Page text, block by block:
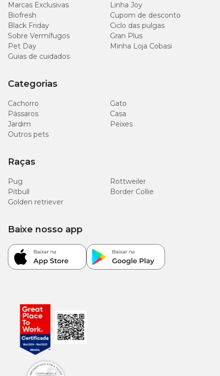
Marcas Exclusivas
Linha Joy
Biofresh
Cupom de desconto
Black Friday
Ciclo das pulgas
Sobre Vermífugos
Gran Plus
Pet Day
Minha Loja Cobasi
Guias de cuidados
Categorias
Cachorro
Gato
Pássaros
Casa
Jardim
Peixes
Outros pets
Raças
Pug
Rottweiler
Pitbull
Border Collie
Golden retriever
Baixe nosso app